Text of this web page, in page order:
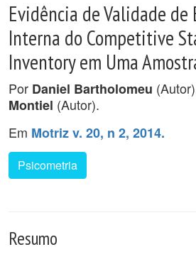
Evidência de Validade de
Interna do Competitive
Inventory em Uma
Por Daniel Bartholomeu
Montiel (Autor).
Em Motriz v. 20, n 2, 2014.
Psicometria
Resumo